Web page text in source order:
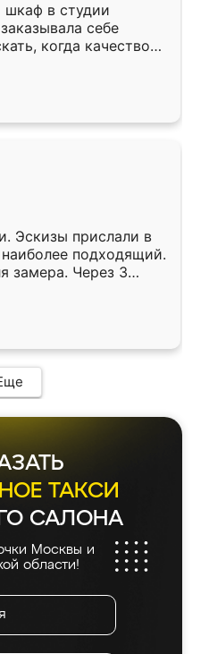
шкаф в студии
себе
когда качеством
кухня уже почти
Эскизы прислали в
подходящий.
замера. Через 3
готова. Остались
Ренессанс
работу!
ТАКСИ
САЛОНА
Москвы и
области!